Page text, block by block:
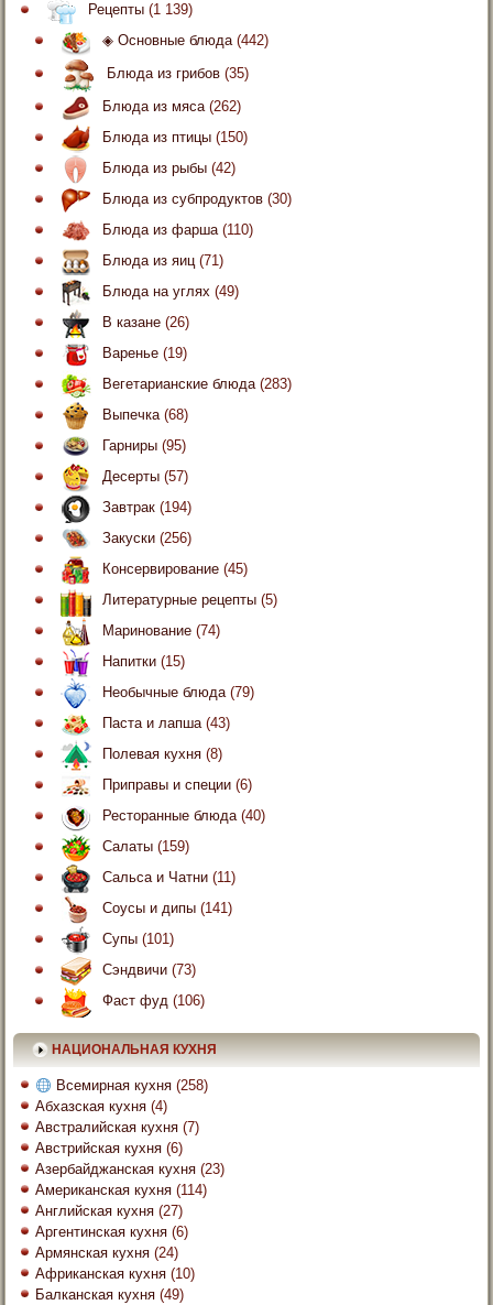
Рецепты (1 139)
◈ Основные блюда(442)
Блюда из грибов (35)
Блюда из мяса(262)
Блюда из птицы (150)
Блюда из рыбы (42)
Блюда из субпродуктов (30)
Блюда из фарша(110)
Блюда из яиц(71)
Блюда на углях (49)
В казане (26)
Варенье (19)
Вегетарианские блюда(283)
Выпечка(68)
Гарниры (95)
Десерты (57)
Завтрак (194)
Закуски (256)
Консервирование (45)
Литературные рецепты (5)
Маринование (74)
Напитки (15)
Необычные блюда(79)
Паста и лапша(43)
Полевая кухня (8)
Приправы и специи (6)
Ресторанные блюда(40)
Салаты (159)
Сальса и Чатни (11)
Соусы и дипы (141)
Супы (101)
Сэндвичи (73)
Фаст фуд (106)
НАЦИОНАЛЬНАЯ КУХНЯ
Всемирная кухня (258)
Абхазская кухня (4)
Австралийская кухня (7)
Австрийская кухня (6)
Азербайджанская кухня (23)
Американская кухня (114)
Английская кухня (27)
Аргентинская кухня (6)
Армянская кухня (24)
Африканская кухня (10)
Балканская кухня (49)